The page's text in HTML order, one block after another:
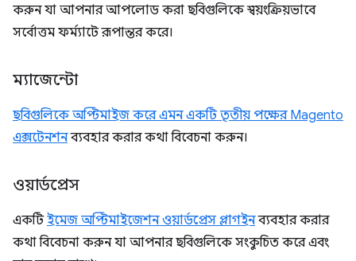
করুন যা আপনার আপলোড করা ছবিগুলিকে স্বয়ংক্রিয়ভাবে
সর্বোত্তম ফর্ম্যাটে রূপান্তর করে।
ম্যাজেন্টো
ছবিগুলিকে অপ্টিমাইজ করে এমন একটি তৃতীয় পক্ষের Magento
এক্সটেনশনব্যবহার করার কথা বিবেচনা করুন।
ওয়ার্ডপ্রেস
একটিইমেজ অপ্টিমাইজেশন ওয়ার্ডপ্রেস প্লাগইনব্যবহার করার
কথা বিবেচনা করুন যা আপনার ছবিগুলিকে সংকুচিত করে এবং